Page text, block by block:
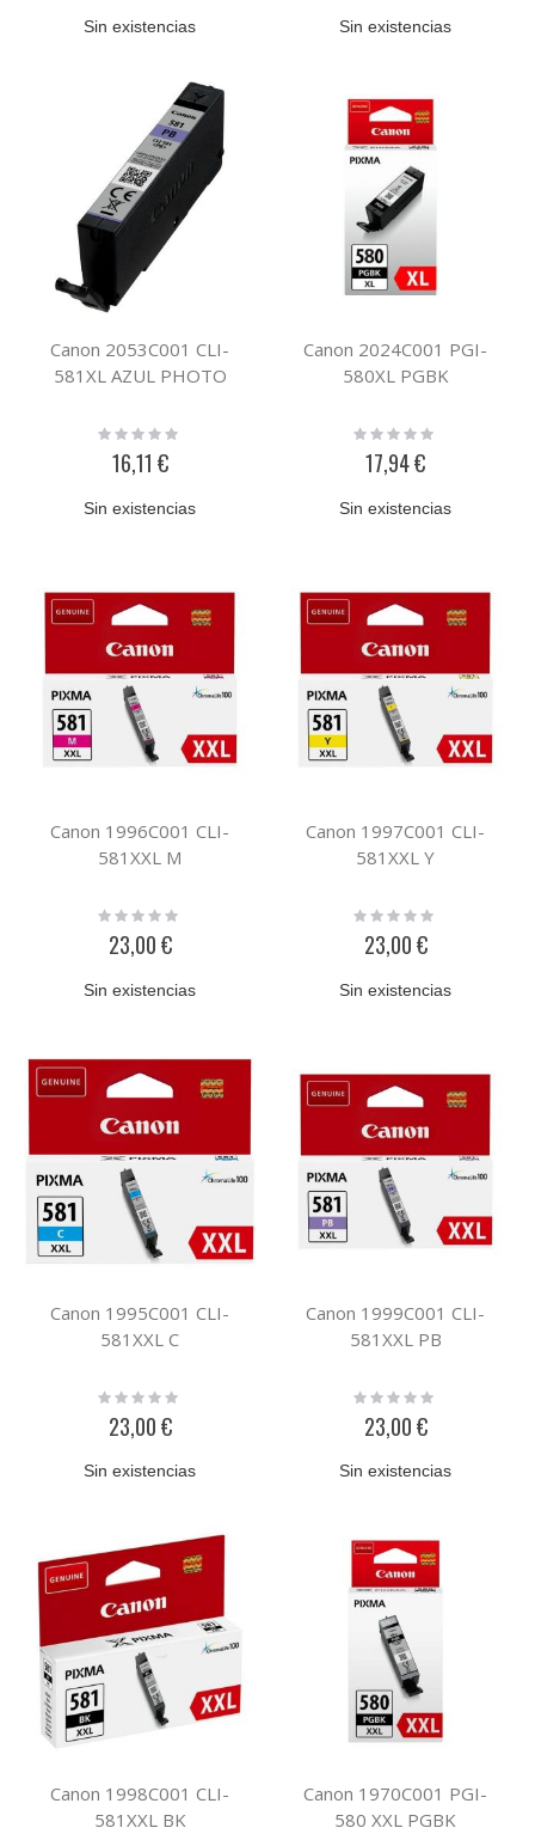
Sin existencias Sin existencias
Canon 2053C001 CLI-
581XL AZUL PHOTO
Rating:
16,11 €
Sin existencias
Canon 2024C001 PGI-
580XL PGBK
Rating:
17,94 €
Sin existencias
Canon 1996C001 CLI-
581XXL M
Rating:
23,00 €
Sin existencias
Canon 1997C001 CLI-
581XXL Y
Rating:
23,00 €
Sin existencias
Canon 1995C001 CLI-
581XXL C
Rating:
23,00 €
Sin existencias
Canon 1999C001 CLI-
581XXL PB
Rating:
23,00 €
Sin existencias
Canon 1998C001 CLI-
581XXL BK
Canon 1970C001 PGI-
580 XXL PGBK